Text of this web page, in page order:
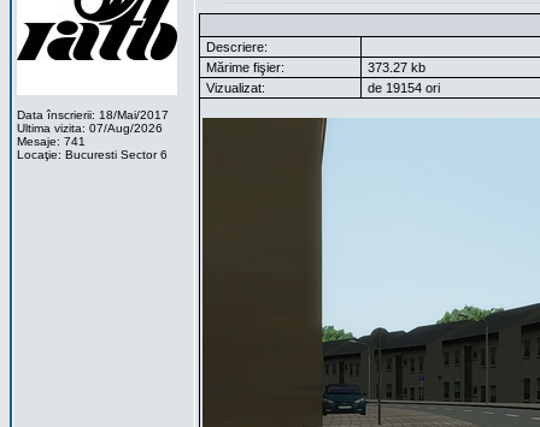
Data înscrierii: 18/Mai/2017
Ultima vizita: 07/Aug/2026
Mesaje: 741
Locaţie: Bucuresti Sector 6
Descriere:
Mărime fişier:
373.27 kb
Vizualizat:
de 19154 ori